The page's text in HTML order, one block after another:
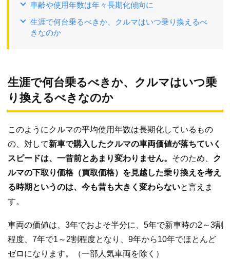
車齢や使用年数は年々長期化傾向に
生涯で何台乗るべきか、クルマはいつ乗り換えるべ
きなのか
生涯で何台乗るべきか、クルマはいつ乗
り換えるべきなのか
このようにクルマの平均使用年数は長期化しているもの
の、対して新車で購入したクルマの車両価値が落ちていく
スピードは、一昔前とあまり変わりません。 そのため、 ク
ルマの下取り価格（買取価格）を見越した乗り換えを考え
る時期というのは、今も昔も大きく変わらないと言えま
す。
車両の価値は、3年でおよそ半分に、5年で新車時の2～3割
程度、7年で1～2割程度となり、9年から10年でほとんど
ゼロになります。（一部人気車両を除く）